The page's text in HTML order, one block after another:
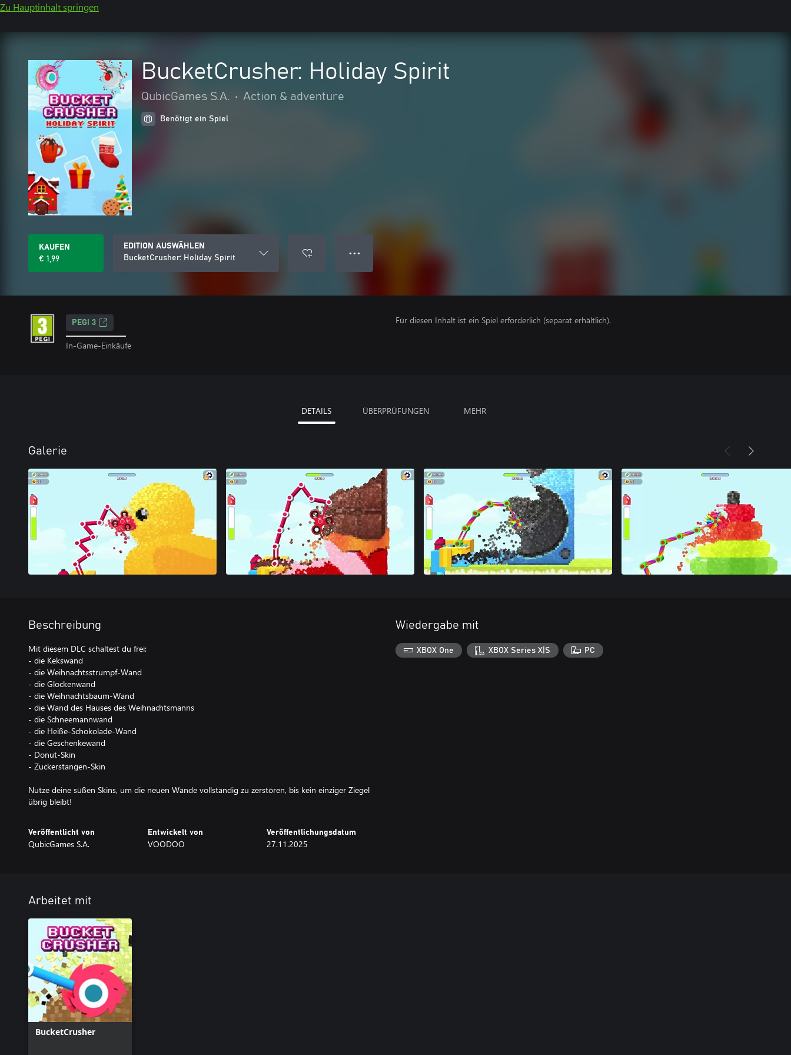
Zu Hauptinhalt springen
BucketCrusher: Holiday Spirit
QubicGames S.A. • Action & adventure
Benötigt ein Spiel
KAUFEN
€ 1,99
EDITION AUSWÄHLEN
BucketCrusher: Holiday Spirit
● ● ●
PEGI 3
In-Game-Einkäufe
Für diesen Inhalt ist ein Spiel erforderlich (separat erhältlich).
DETAILS ÜBERPRÜFUNGEN MEHR
Galerie
Beschreibung
Mit diesem DLC schaltest du frei:
- die Kekswand
- die Weihnachtsstrumpf-Wand
- die Glockenwand
- die Weihnachtsbaum-Wand
- die Wand des Hauses des Weihnachtsmanns
- die Schneemannwand
- die Heiße-Schokolade-Wand
- die Geschenkewand
- Donut-Skin
- Zuckerstangen-Skin
Nutze deine süßen Skins, um die neuen Wände vollständig zu zerstören, bis kein einziger Ziegel
übrig bleibt!
Veröffentlicht von
QubicGames S.A.
Entwickelt von
VOODOO
Veröffentlichungsdatum
27.11.2025
Wiedergabe mit
XBOX One XBOX Series X|S PC
Arbeitet mit
BucketCrusher